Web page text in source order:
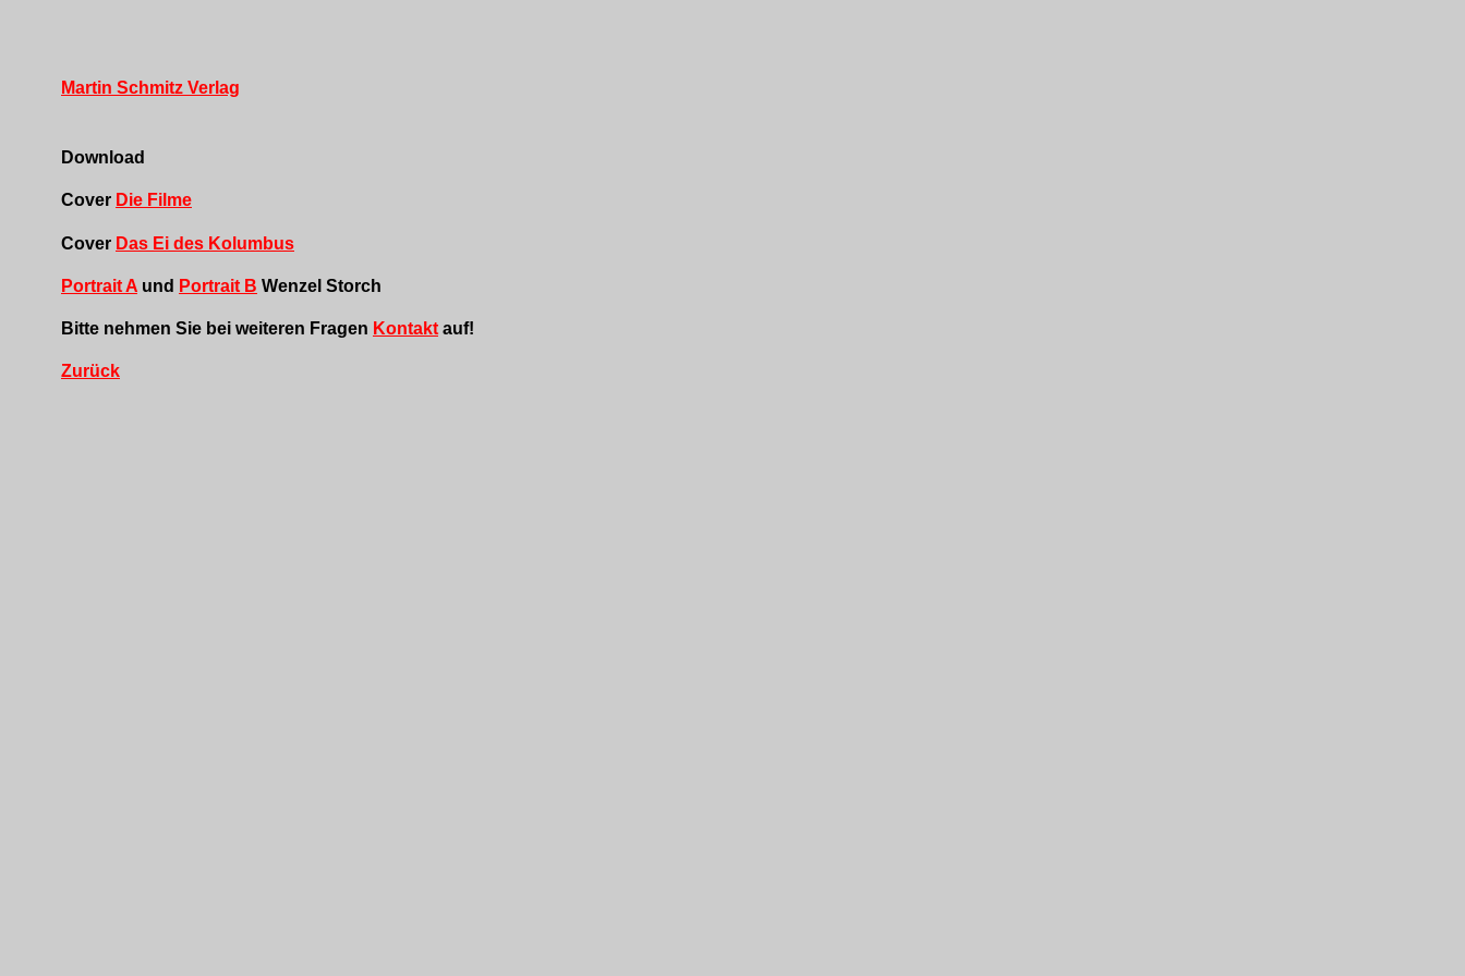
Martin Schmitz Verlag
Download
Cover Die Filme
Cover Das Ei des Kolumbus
Portrait A und Portrait B Wenzel Storch
Bitte nehmen Sie bei weiteren Fragen Kontakt auf!
Zurück